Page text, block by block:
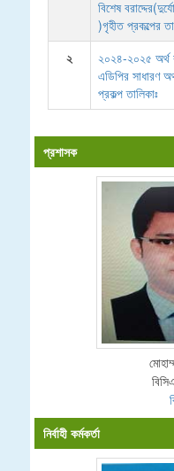
বিশেষ
)গৃহীত প্রকল্পের
২
২০২৪-২০২৫ অর্থ
এডিপির সাধারণ
প্রকল্প তালিকাঃ
প্রশাসক
নির্বাহী কর্মকর্তা